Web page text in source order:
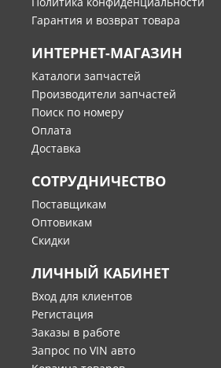
Гарантия и возврат товара
ИНТЕРНЕТ-МАГАЗИН
Каталоги запчастей
Производители запчастей
Поиск по номеру
Оплата
Доставка
СОТРУДНИЧЕСТВО
Поставщикам
Оптовикам
Скидки
ЛИЧНЫЙ КАБИНЕТ
Вход для клиентов
Регистация
Заказы в работе
Запрос по VIN авто